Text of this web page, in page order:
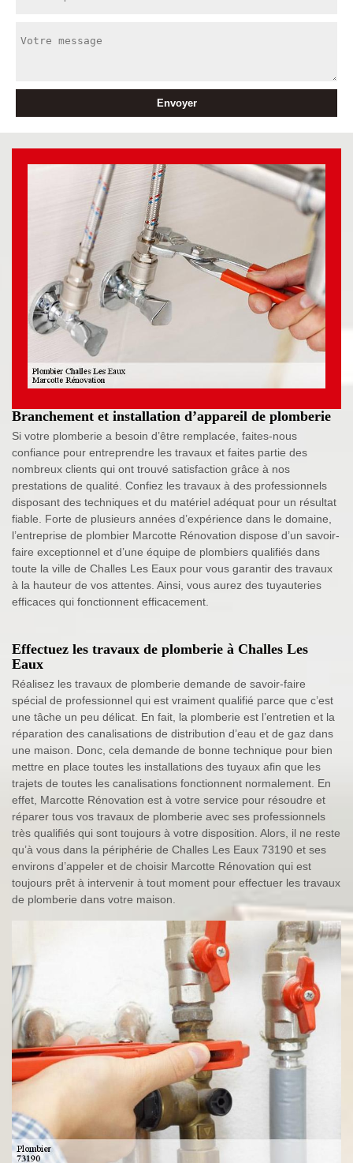
Branchement et installation d’appareil de plomberie
Si votre plomberie a besoin d’être remplacée, faites-nous
confiance pour entreprendre les travaux et faites partie des
nombreux clients qui ont trouvé satisfaction grâce à nos
prestations de qualité. Confiez les travaux à des professionnels
disposant des techniques et du matériel adéquat pour un résultat
fiable. Forte de plusieurs années d’expérience dans le domaine,
l’entreprise de plombier Marcotte Rénovation dispose d’un savoir-
faire exceptionnel et d’une équipe de plombiers qualifiés dans
toute la ville de Challes Les Eaux pour vous garantir des travaux
à la hauteur de vos attentes. Ainsi, vous aurez des tuyauteries
efficaces qui fonctionnent efficacement.
Effectuez les travaux de plomberie à Challes Les
Eaux
Réalisez les travaux de plomberie demande de savoir-faire
spécial de professionnel qui est vraiment qualifié parce que c’est
une tâche un peu délicat. En fait, la plomberie est l’entretien et la
réparation des canalisations de distribution d’eau et de gaz dans
une maison. Donc, cela demande de bonne technique pour bien
mettre en place toutes les installations des tuyaux afin que les
trajets de toutes les canalisations fonctionnent normalement. En
effet, Marcotte Rénovation est à votre service pour résoudre et
réparer tous vos travaux de plomberie avec ses professionnels
très qualifiés qui sont toujours à votre disposition. Alors, il ne reste
qu’à vous dans la périphérie de Challes Les Eaux 73190 et ses
environs d’appeler et de choisir Marcotte Rénovation qui est
toujours prêt à intervenir à tout moment pour effectuer les travaux
de plomberie dans votre maison.